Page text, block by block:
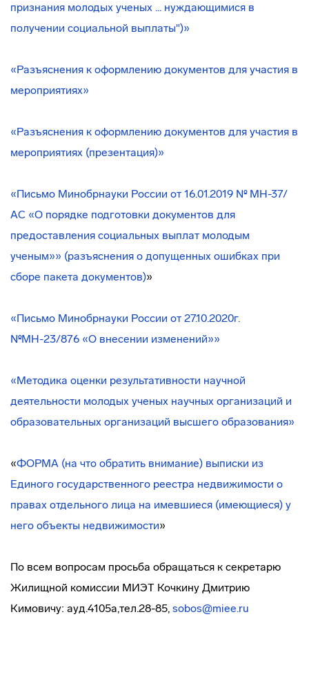
признания молодых ученых ... нуждающимися в
получении социальной выплаты")»
«Разъяснения к оформлению документов для участия в
мероприятиях»
«Разъяснения к оформлению документов для участия в
мероприятиях (презентация)»
«Письмо Минобрнауки России от 16.01.2019 № МН-37/
АС «О порядке подготовки документов для
предоставления социальных выплат молодым
ученым»» (разъяснения о допущенных ошибках при
сборе пакета документов)»
«Письмо Минобрнауки России от 27.10.2020г.
№МН-23/876 «О внесении изменений»»
«Методика оценки результативности научной
деятельности молодых ученых научных организаций и
образовательных организаций высшего образования»
«ФОРМА (на что обратить внимание) выписки из
Единого государственного реестра недвижимости о
правах отдельного лица на имевшиеся (имеющиеся) у
него объекты недвижимости»
По всем вопросам просьба обращаться к секретарю
Жилищной комиссии МИЭТ Кочкину Дмитрию
Кимовичу: ауд.4105а,тел.28-85, sobos@miee.ru